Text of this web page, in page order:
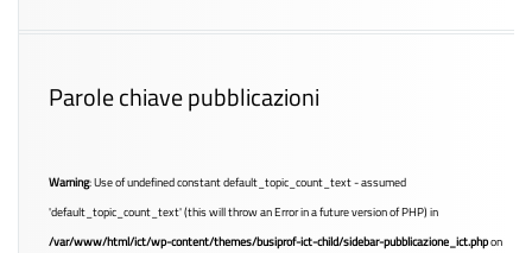
Parole chiave pubblicazioni
Warning: Use of undefined constant default_topic_count_text - assumed
'default_topic_count_text' (this will throw an Error in a future version of PHP) in
/var/www/html/ict/wp-content/themes/busiprof-ict-child/sidebar-pubblicazione_ict.phpon